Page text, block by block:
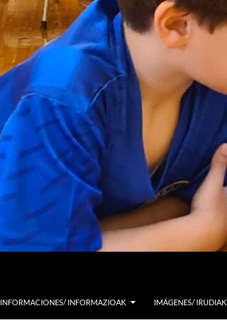
INFORMACIONES/ INFORMAZIOAK IMÁGENES/ IRUDIAK